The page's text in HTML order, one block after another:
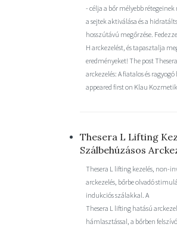
- célja a bőr mélyebb rétegeinek
a sejtek aktiválása és a
hosszútávú megőrzése.
H arckezelést, és tapasztalja
eredményeket! The post
arckezelés: A fiatalos és
appeared first on Klau
Thesera L Lifting
Szálbehúzásos
Thesera L lifting kezelés, non-
arckezelés, bőrbe olvadó
indukciós szálakkal. A
Thesera L lifting hatású
hámlasztással, a bőrben